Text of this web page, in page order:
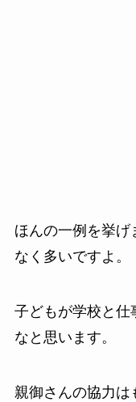
ほんの一例を挙
なく多いですよ。
子どもが学校と仕
なと思います。
親御さんの協力は